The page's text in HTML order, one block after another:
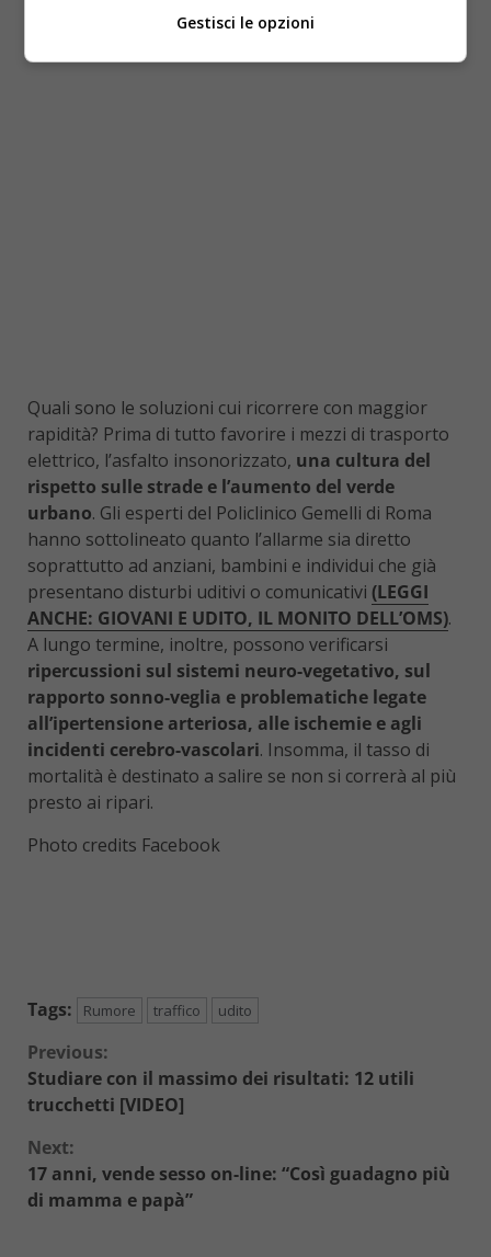
Quali sono le soluzioni cui ricorrere con maggior
rapidità? Prima di tutto favorire i mezzi di trasporto
elettrico, l’asfalto insonorizzato, una cultura del
rispetto sulle strade e l’aumento del verde
urbano. Gli esperti del Policlinico Gemelli di Roma
hanno sottolineato quanto l’allarme sia diretto
soprattutto ad anziani, bambini e individui che già
presentano disturbi uditivi o comunicativi (LEGGI
ANCHE: GIOVANI E UDITO, IL MONITO DELL’OMS).
A lungo termine, inoltre, possono verificarsi
ripercussioni sul sistemi neuro-vegetativo, sul
rapporto sonno-veglia e problematiche legate
all’ipertensione arteriosa, alle ischemie e agli
incidenti cerebro-vascolari. Insomma, il tasso di
mortalità è destinato a salire se non si correrà al più
presto ai ripari.
Photo credits Facebook
Tags: Rumore traffico udito
Continue
Reading
Previous:
Studiare con il massimo dei risultati: 12 utili
trucchetti [VIDEO]
Next:
17 anni, vende sesso on-line: “Così guadagno più
di mamma e papà”
Gestisci le opzioni